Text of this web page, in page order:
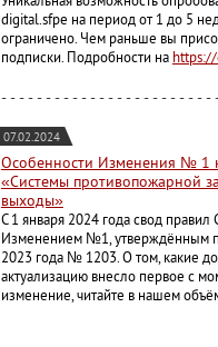
digital.sfpe на период от 1 до 5
ограничено. Чем раньше вы
подписки. Подробности на
07.02.2024
Особенности Изменения № 1
«Системы противопожарной
выходы»
С 1 января 2024 года свод
Изменением №1, утверждённым
2023 года № 1203. О том, какие
актуализацию внесло первое с
изменение, читайте в нашем